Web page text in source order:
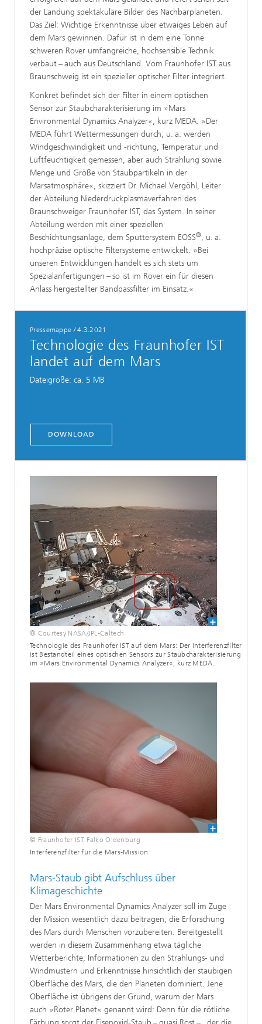
der Landung spektakuläre Bilder des Nachbarplaneten.
Das Ziel: Wichtige Erkenntnisse über etwaiges Leben auf
dem Mars gewinnen. Dafür ist in dem eine Tonne
schweren Rover umfangreiche, hochsensible Technik
verbaut – auch aus Deutschland. Vom Fraunhofer IST aus
Braunschweig ist ein spezieller optischer Filter integriert.
Konkret befindet sich der Filter in einem optischen
Sensor zur Staubcharakterisierung im »Mars
Environmental Dynamics Analyzer«, kurz MEDA. »Der
MEDA führt Wettermessungen durch, u. a. werden
Windgeschwindigkeit und -richtung, Temperatur und
Luftfeuchtigkeit gemessen, aber auch Strahlung sowie
Menge und Größe von Staubpartikeln in der
Marsatmosphäre«, skizziert Dr. Michael Vergöhl, Leiter
der Abteilung Niederdruckplasmaverfahren des
Braunschweiger Fraunhofer IST, das System. In seiner
Abteilung werden mit einer speziellen
Beschichtungsanlage, dem Sputtersystem EOSS®, u. a.
hochpräzise optische Filtersysteme entwickelt. »Bei
unseren Entwicklungen handelt es sich stets um
Spezialanfertigungen – so ist im Rover ein für diesen
Anlass hergestellter Bandpassfilter im Einsatz.«
Pressemappe /4.3.2021
Technologie des Fraunhofer IST
landet auf dem Mars
Dateigröße: ca. 5 MB
DOWNLOAD
© Courtesy NASA/JPL-Caltech
Technologie des Fraunhofer IST auf dem Mars: Der Interferenzfilter
ist Bestandteil eines optischen Sensors zur Staubcharakterisierung
im »Mars Environmental Dynamics Analyzer«, kurz MEDA.
© Fraunhofer IST, Falko Oldenburg
Interferenzfilter für die Mars-Mission.
Mars-Staub gibt Aufschluss über
Klimageschichte
Der Mars Environmental Dynamics Analyzer soll im Zuge
der Mission wesentlich dazu beitragen, die Erforschung
des Mars durch Menschen vorzubereiten. Bereitgestellt
werden in diesem Zusammenhang etwa tägliche
Wetterberichte, Informationen zu den Strahlungs- und
Windmustern und Erkenntnisse hinsichtlich der staubigen
Oberfläche des Mars, die den Planeten dominiert. Jene
Oberfläche ist übrigens der Grund, warum der Mars
auch »Roter Planet« genannt wird: Denn für die rötliche